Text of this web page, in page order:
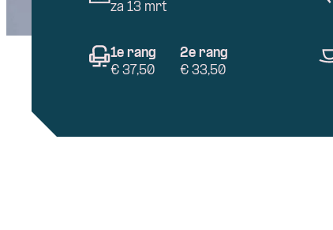
za 13 mrt
1e rang
€ 37,50
2e rang
€ 33,50